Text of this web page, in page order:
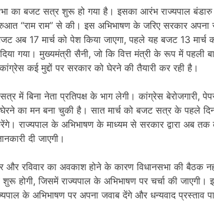
का बजट सत्र शुरू हो गया है। इसका आरंभ राज्यपाल बंडारु
“राम राम” से की। इस अभिभाषण के जरिए सरकार अपना
17 मार्च को पेश किया जाएगा, पहले यह बजट 13 मार्च
गया। मुख्यमंत्री सैनी, जो कि वित्त मंत्री के रूप में पहली
कई मुद्दों पर सरकार को घेरने की तैयारी कर रही है।
में बिना नेता प्रतिपक्ष के भाग लेगी। कांग्रेस बेरोजगारी,
का मन बना चुकी है। सात मार्च को बजट सत्र के पहले दिन
राज्यपाल के अभिभाषण के माध्यम से सरकार द्वारा अब
दी जाएगी।
और रविवार का अवकाश होने के कारण विधानसभा की बैठक
होगी, जिसमें राज्यपाल के अभिभाषण पर चर्चा की जाएगी।
के अभिभाषण पर अपना जवाब देंगे और धन्यवाद प्रस्ताव